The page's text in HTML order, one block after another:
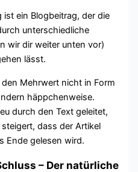
ist ein Blogbeitrag, der die
unterschiedliche
wir dir weiter unten vor)
lässt.
Mehrwert nicht in Form
häppchenweise.
durch den Text geleitet,
dass der Artikel
Ende gelesen wird.
– Der natürliche